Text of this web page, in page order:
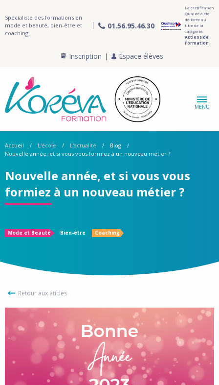
Spécialiste des formations en
mode et beauté, bien-être et
coaching
01.56.95.46.30
La certification
Qualité a été
délivrée au
titre de la
catégorie:
Actions de
Formation
Inscription Espace élèves
MENU
Accueil L'école L'actualité
Blog
Nouvelle année, et si vous vous formiez à un nouveau métier ?
Nouvelle année, et si vous vous
formiez à un nouveau métier ?
Mode et Beauté Bien-être Coaching
Retour aux aticles